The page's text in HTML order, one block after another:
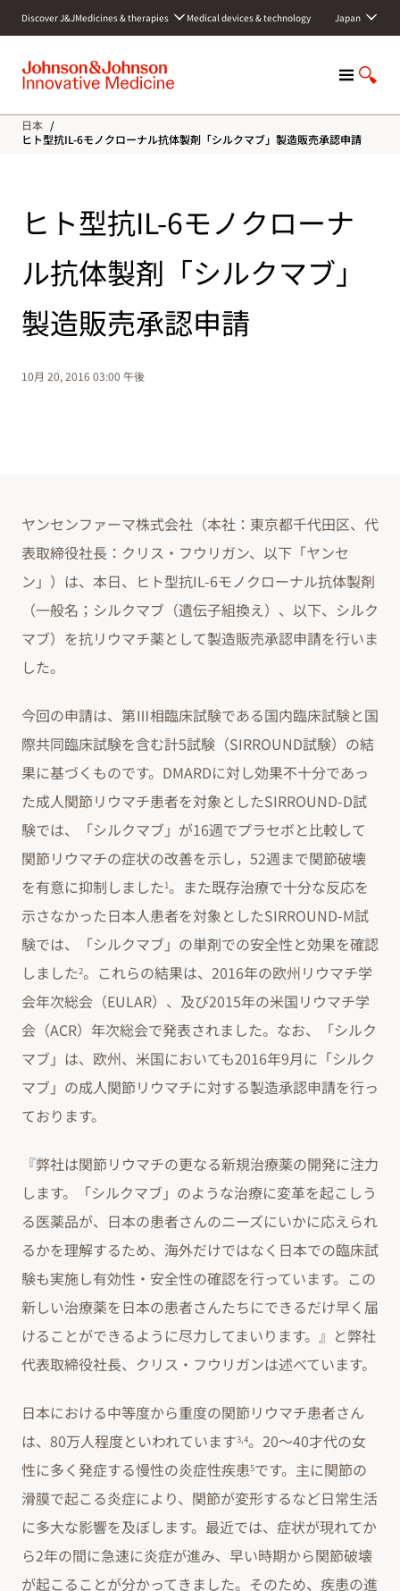
c
Discover J&JMedicines & therapies Medical devices & technology Japan
M
n
u
S
o
日本 /
ヒト型抗IL-6モノクローナル抗体製剤「シルクマブ」製造販売承認申請
ヒト型抗IL-6モノクローナ
ル抗体製剤「シルクマブ」
製造販売承認申請
10月 20, 2016 03:00 午後
ヤンセンファーマ株式会社（本社：東京都千代田区、代
表取締役社長：クリス・フウリガン、以下「ヤンセ
ン」）は、本日、ヒト型抗IL-6モノクローナル抗体製剤
（一般名；シルクマブ（遺伝子組換え）、以下、シルク
マブ）を抗リウマチ薬として製造販売承認申請を行いま
した。
今回の申請は、第Ⅲ相臨床試験である国内臨床試験と国
際共同臨床試験を含む計5試験（SIRROUND試験）の結
果に基づくものです。DMARDに対し効果不十分であっ
た成人関節リウマチ患者を対象としたSIRROUND-D試
験では、「シルクマブ」が16週でプラセボと比較して
関節リウマチの症状の改善を示し，52週まで関節破壊
を有意に抑制しました1。また既存治療で十分な反応を
示さなかった日本人患者を対象としたSIRROUND-M試
験では、「シルクマブ」の単剤での安全性と効果を確認
しました2。これらの結果は、2016年の欧州リウマチ学
会年次総会（EULAR）、及び2015年の米国リウマチ学
会（ACR）年次総会で発表されました。なお、「シルク
マブ」は、欧州、米国においても2016年9月に「シルク
マブ」の成人関節リウマチに対する製造承認申請を行っ
ております。
『弊社は関節リウマチの更なる新規治療薬の開発に注力
します。「シルクマブ」のような治療に変革を起こしう
る医薬品が、日本の患者さんのニーズにいかに応えられ
るかを理解するため、海外だけではなく日本での臨床試
験も実施し有効性・安全性の確認を行っています。この
新しい治療薬を日本の患者さんたちにできるだけ早く届
けることができるように尽力してまいります。』と弊社
代表取締役社長、クリス・フウリガンは述べています。
日本における中等度から重度の関節リウマチ患者さん
は、80万人程度といわれています3,4。20～40才代の女
性に多く発症する慢性の炎症性疾患5です。主に関節の
滑膜で起こる炎症により、関節が変形するなど日常生活
に多大な影響を及ぼします。最近では、症状が現れてか
ら2年の間に急速に炎症が進み、早い時期から関節破壊
が起こることが分かってきました。そのため、疾患の進